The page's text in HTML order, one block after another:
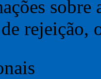
sobre
rejeição,